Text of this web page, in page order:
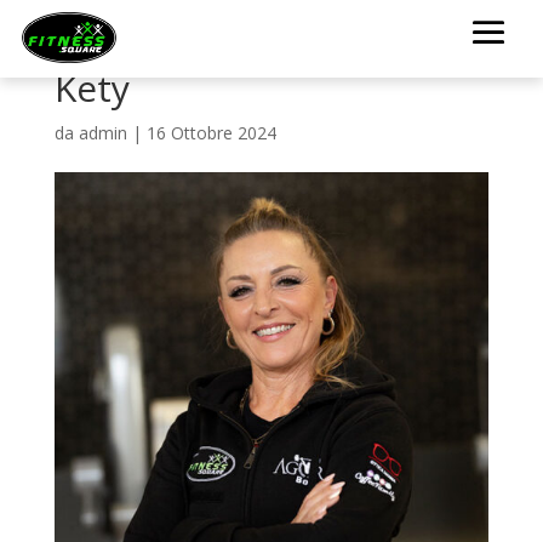
Kety
da admin | 16 Ottobre 2024